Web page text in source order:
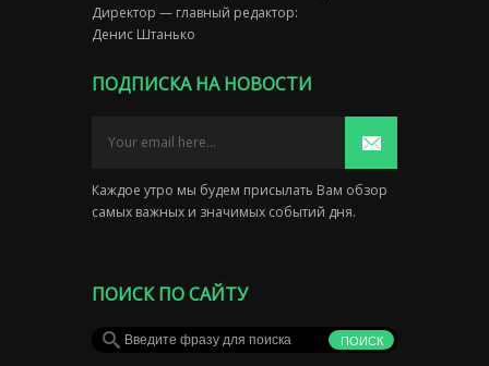
Директор — главный редактор:
Денис Штанько
ПОДПИСКА НА НОВОСТИ
Каждое утро мы будем присылать Вам обзор
самых важных и значимых событий дня.
ПОИСК ПО САЙТУ